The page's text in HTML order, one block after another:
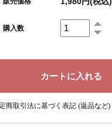
購入数
商取引法に基づく表記 (返品など)